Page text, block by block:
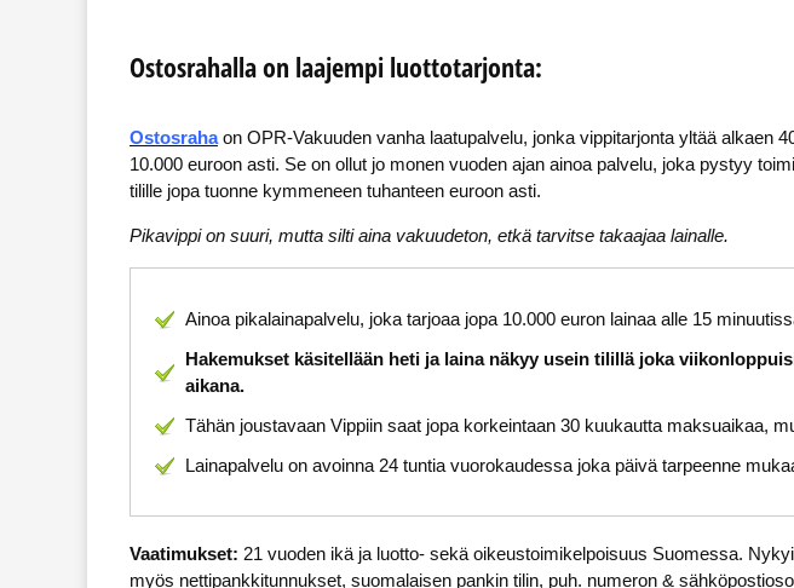
Ostosrahalla on laajempi luottotarjonta:
Ostosrahaon OPR-Vakuuden vanha laatupalvelu, jonka vippitarjonta yltää alkaen
10.000 euroon asti. Se on ollut jo monen vuoden ajan ainoa palvelu, joka pystyy
tilille jopa tuonne kymmeneen tuhanteen euroon asti.
Pikavippi on suuri, mutta silti aina vakuudeton, etkä tarvitse takaajaa lainalle.
Ainoa pikalainapalvelu, joka tarjoaa jopa 10.000 euron lainaa alle 15
Hakemukset käsitellään heti ja laina näkyy usein tilillä joka
aikana.
Tähän joustavaan Vippiin saat jopa korkeintaan 30 kuukautta maksuaikaa,
Lainapalvelu on avoinna 24 tuntia vuorokaudessa joka päivä tarpeenne
Vaatimukset: 21 vuoden ikä ja luotto- sekä oikeustoimikelpoisuus Suomessa.
myös nettipankkitunnukset, suomalaisen pankin tilin, puh. numeron &